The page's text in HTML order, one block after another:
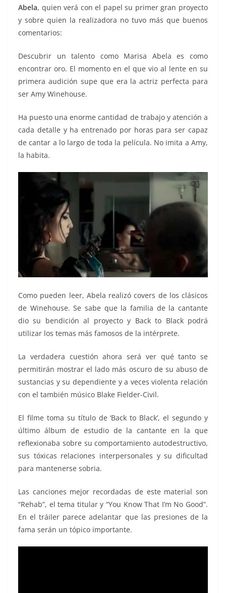
Abela, quien verá con el papel su primer gran proyecto
y sobre quien la realizadora no tuvo más que buenos
comentarios:
Descubrir un talento como Marisa Abela es como
encontrar oro. El momento en el que vio al lente en su
primera audición supe que era la actriz perfecta para
ser Amy Winehouse.
Ha puesto una enorme cantidad de trabajo y atención a
cada detalle y ha entrenado por horas para ser capaz
de cantar a lo largo de toda la película. No imita a Amy,
la habita.
Como pueden leer, Abela realizó covers de los clásicos
de Winehouse. Se sabe que la familia de la cantante
dio su bendición al proyecto y Back to Black podrá
utilizar los temas más famosos de la intérprete.
La verdadera cuestión ahora será ver qué tanto se
permitirán mostrar el lado más oscuro de su abuso de
sustancias y su dependiente y a veces violenta relación
con el también músico Blake Fielder-Civil.
El filme toma su título de ‘Back to Black’, el segundo y
último álbum de estudio de la cantante en la que
reflexionaba sobre su comportamiento autodestructivo,
sus tóxicas relaciones interpersonales y su dificultad
para mantenerse sobria.
Las canciones mejor recordadas de este material son
“Rehab”, el tema titular y “You Know That I’m No Good”.
En el tráiler parece adelantar que las presiones de la
fama serán un tópico importante.